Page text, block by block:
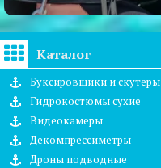
Каталог
Буксировщики и скутеры
Гидрокостюмы сухие
Видеокамеры
Декомпрессиметры
Дроны подводные